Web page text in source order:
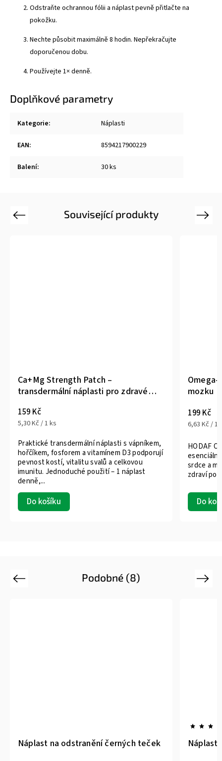
Odstraňte ochrannou fólii a náplast pevně přitlačte na
pokožku.
Nechte působit maximálně 8 hodin. Nepřekračujte
doporučenou dobu.
Používejte 1× denně.
Doplňkové parametry
Kategorie: Náplasti
EAN: 8594217900229
Balení: 30 ks
Související produkty
Previous
Ca+Mg Strength Patch –
transdermální náplasti pro zdravé
159 Kč
5,30 Kč / 1 ks
Do košíku
Praktické transdermální náplasti s vápníkem,
hořčíkem, fosforem a vitamínem D3 podporují
pevnost kostí, vitalitu svalů a celkovou
imunitu. Jednoduché použití – 1 náplast
denně,...
mozku
199 Kč
6,63 Kč / 1
Do
HODAF
srdce a
zdraví po
Next
Podobné (8)
Previous
Náplast na odstranění černých teček
Next